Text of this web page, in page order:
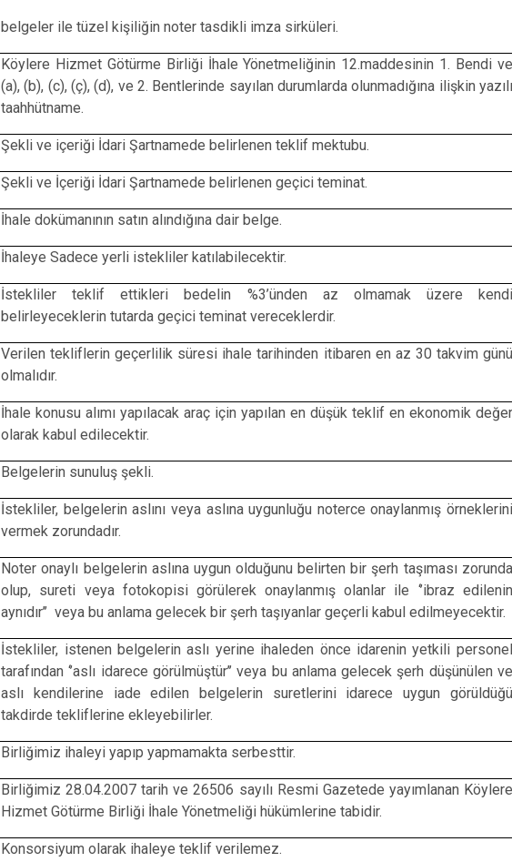
belgeler ile tüzel kişiliğin noter tasdikli imza sirküleri.
Köylere Hizmet Götürme Birliği İhale Yönetmeliğinin 12.maddesinin 1. Bendi ve
(a), (b), (c), (ç), (d), ve 2. Bentlerinde sayılan durumlarda olunmadığına ilişkin yazılı
taahhütname.
Şekli ve içeriği İdari Şartnamede belirlenen teklif mektubu.
Şekli ve İçeriği İdari Şartnamede belirlenen geçici teminat.
İhale dokümanının satın alındığına dair belge.
İhaleye Sadece yerli istekliler katılabilecektir.
İstekliler teklif ettikleri bedelin %3’ünden az olmamak üzere kendi
belirleyeceklerin tutarda geçici teminat vereceklerdir.
Verilen tekliflerin geçerlilik süresi ihale tarihinden itibaren en az 30 takvim günü
olmalıdır.
İhale konusu alımı yapılacak araç için yapılan en düşük teklif en ekonomik değer
olarak kabul edilecektir.
Belgelerin sunuluş şekli.
İstekliler, belgelerin aslını veya aslına uygunluğu noterce onaylanmış örneklerini
vermek zorundadır.
Noter onaylı belgelerin aslına uygun olduğunu belirten bir şerh taşıması zorunda
olup, sureti veya fotokopisi görülerek onaylanmış olanlar ile ‘’ibraz edilenin
aynıdır’’ veya bu anlama gelecek bir şerh taşıyanlar geçerli kabul edilmeyecektir.
İstekliler, istenen belgelerin aslı yerine ihaleden önce idarenin yetkili personel
tarafından ‘’aslı idarece görülmüştür’’ veya bu anlama gelecek şerh düşünülen ve
aslı kendilerine iade edilen belgelerin suretlerini idarece uygun görüldüğü
takdirde tekliflerine ekleyebilirler.
Birliğimiz ihaleyi yapıp yapmamakta serbesttir.
Birliğimiz 28.04.2007 tarih ve 26506 sayılı Resmi Gazetede yayımlanan Köylere
Hizmet Götürme Birliği İhale Yönetmeliği hükümlerine tabidir.
Konsorsiyum olarak ihaleye teklif verilemez.